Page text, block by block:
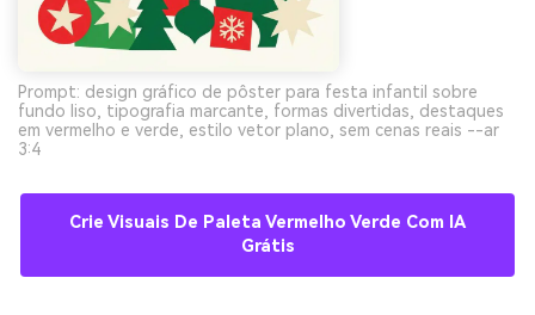
Prompt: design gráfico de pôster para festa infantil sobre
fundo liso, tipografia marcante, formas divertidas, destaques
em vermelho e verde, estilo vetor plano, sem cenas reais --ar
3:4
Crie Visuais De Paleta Vermelho Verde Com IA
Grátis